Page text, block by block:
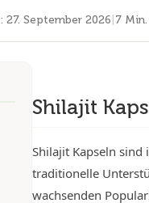
: 27. September 2026 7
Shilajit
Shilajit Kapseln
traditionelle
wachsenden